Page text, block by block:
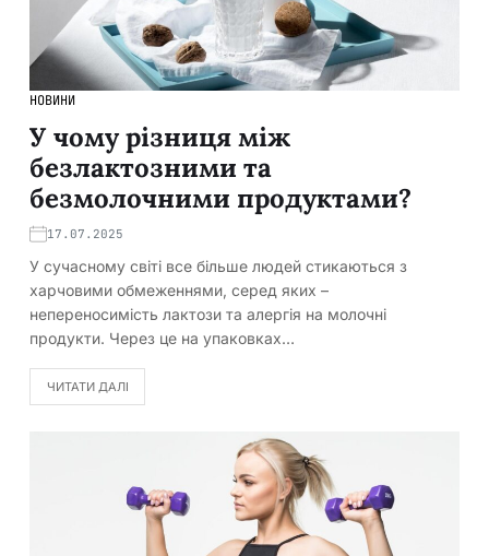
НОВИНИ
У чому різниця між
безлактозними та
безмолочними продуктами?
17.07.2025
У сучасному світі все більше людей стикаються з
харчовими обмеженнями, серед яких –
непереносимість лактози та алергія на молочні
продукти. Через це на упаковках…
ЧИТАТИ ДАЛІ